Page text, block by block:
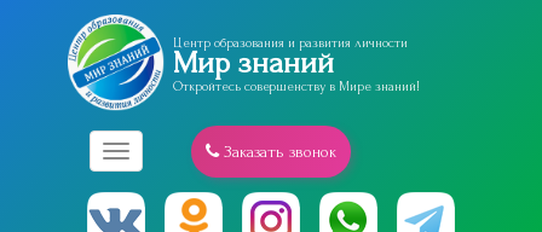
Центр образования и развития личности
Мир знаний
Откройтесь совершенству в Мире знаний!
Заказать звонок
Меню